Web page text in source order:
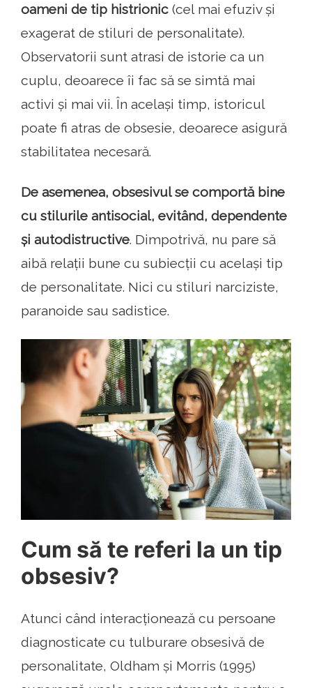
oameni de tip histrionic (cel mai efuziv și
exagerat de stiluri de personalitate).
Observatorii sunt atrasi de istorie ca un
cuplu, deoarece îi fac să se simtă mai
activi și mai vii. În același timp, istoricul
poate fi atras de obsesie, deoarece asigură
stabilitatea necesară.
De asemenea, obsesivul se comportă bine
cu stilurile antisocial, evitând, dependente
și autodistructive. Dimpotrivă, nu pare să
aibă relații bune cu subiecții cu același tip
de personalitate. Nici cu stiluri narciziste,
paranoide sau sadistice.
Cum să te referi la un tip
obsesiv?
Atunci când interacționează cu persoane
diagnosticate cu tulburare obsesivă de
personalitate, Oldham și Morris (1995)